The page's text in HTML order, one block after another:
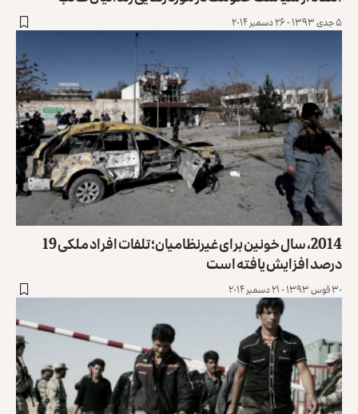
۵ جدی ۱۳۹۳ - ۲۶ دسمبر ۲۰۱۴
2014، سال خونین برای غیر‌نظامیان؛ تلفات افراد ملکی 19
درصد افزایش یافته است
۳۰ قوس ۱۳۹۳ - ۲۱ دسمبر ۲۰۱۴